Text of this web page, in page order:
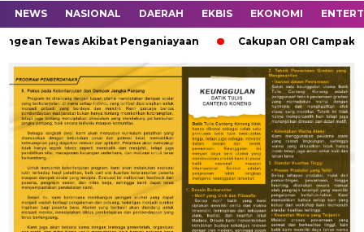
NEWS NASIONAL DAERAH EKBIS EKONOMI
Tewas Akibat Penganiayaan Cakupan ORI Campak